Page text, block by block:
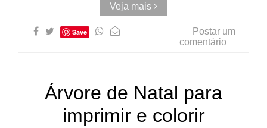
Veja mais
Save
Postar um
comentário
Árvore de Natal para
imprimir e colorir